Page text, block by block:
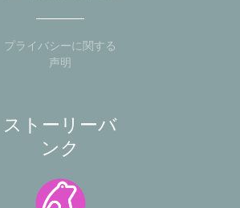
プライバシーに関する
声明
ストーリーバ
ンク